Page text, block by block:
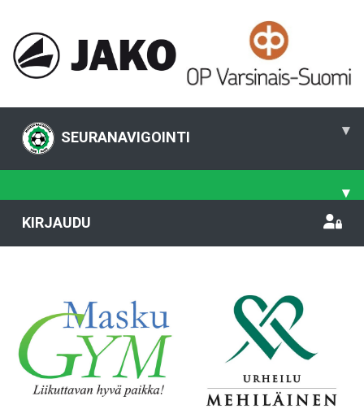
SEURANAVIGOINTI ▾
▾
KIRJAUDU